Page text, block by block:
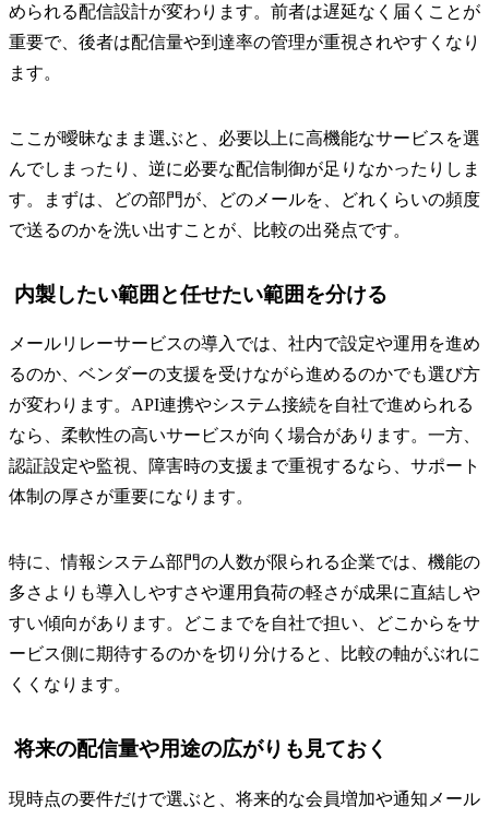
められる配信設計が変わります。前者は遅延なく届くことが
重要で、後者は配信量や到達率の管理が重視されやすくなり
ます。
ここが曖昧なまま選ぶと、必要以上に高機能なサービスを選
んでしまったり、逆に必要な配信制御が足りなかったりしま
す。まずは、どの部門が、どのメールを、どれくらいの頻度
で送るのかを洗い出すことが、比較の出発点です。
内製したい範囲と任せたい範囲を分ける
メールリレーサービスの導入では、社内で設定や運用を進め
るのか、ベンダーの支援を受けながら進めるのかでも選び方
が変わります。API連携やシステム接続を自社で進められる
なら、柔軟性の高いサービスが向く場合があります。一方、
認証設定や監視、障害時の支援まで重視するなら、サポート
体制の厚さが重要になります。
特に、情報システム部門の人数が限られる企業では、機能の
多さよりも導入しやすさや運用負荷の軽さが成果に直結しや
すい傾向があります。どこまでを自社で担い、どこからをサ
ービス側に期待するのかを切り分けると、比較の軸がぶれに
くくなります。
将来の配信量や用途の広がりも見ておく
現時点の要件だけで選ぶと、将来的な会員増加や通知メール